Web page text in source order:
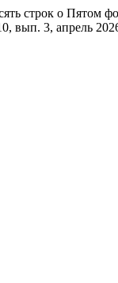
строк о Пятом
вып. 3, апрель